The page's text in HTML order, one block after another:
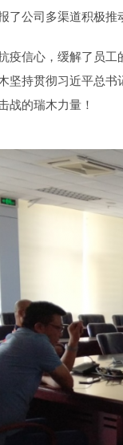
了公司多渠道积极
疫信心，缓解了员
坚持贯彻习近平总书
战的瑞木力量！